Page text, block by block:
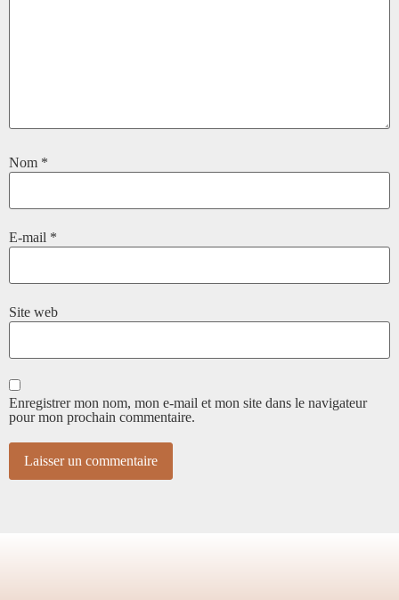
Nom *
E-mail *
Site web
Enregistrer mon nom, mon e-mail et mon site dans le navigateur
pour mon prochain commentaire.